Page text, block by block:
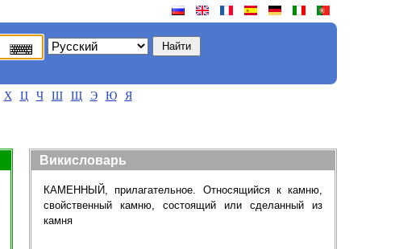
Х Ц Ч Ш Щ Э Ю Я
Викисловарь
КАМЕННЫЙ, прилагательное. Относящийся к камню,
свойственный камню, состоящий или сделанный из
камня